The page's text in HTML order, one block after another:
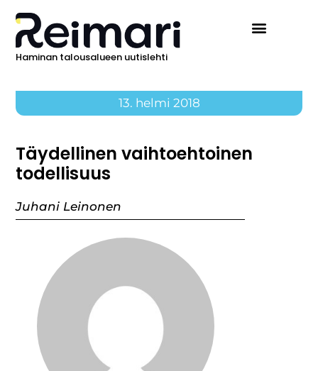
Haminan talousalueen uutislehti
13. helmi 2018
Täydellinen vaihtoehtoinen
todellisuus
Juhani Leinonen